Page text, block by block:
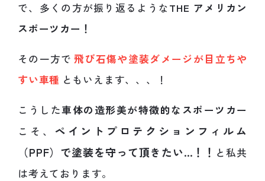
で、多くの方が振り返るようなTHE アメリカン
スポーツカー！
その一方で 飛び石傷や塗装ダメージが目立ちや
すい車種 ともいえます、、、！
こうした車体の造形美が特徴的なスポーツカー
こそ、 ペイントプロテクションフィルム
（PPF）で塗装を守って頂きたい…！！ と私共
は考えております。